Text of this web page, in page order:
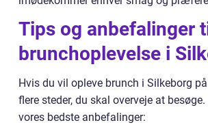
Tips og anbefalinger
brunchoplevelse i
Hvis du vil opleve brunch i Silkeborg
flere steder, du skal overveje at
vores bedste anbefalinger: